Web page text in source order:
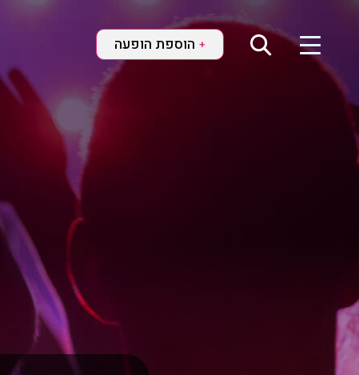
+ הוספת הופעה